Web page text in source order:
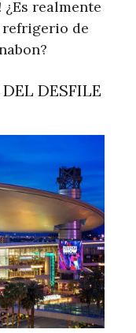
realmente
refrigerio de
DESFILE